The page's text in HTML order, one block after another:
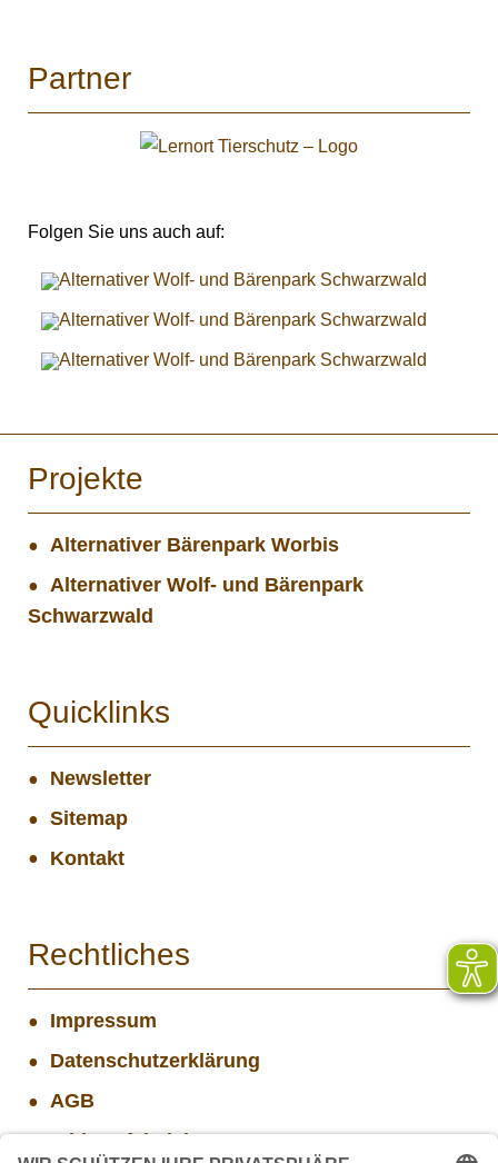
Partner
Folgen Sie uns auch auf:
Projekte
Alternativer Bärenpark Worbis
Alternativer Wolf- und Bärenpark
Schwarzwald
Quicklinks
Newsletter
Sitemap
Kontakt
Rechtliches
Impressum
Datenschutzerklärung
AGB
Widerrufsbelehrung